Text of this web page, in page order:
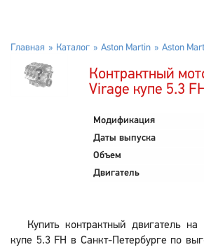
Главная Каталог Aston Martin Aston
Контрактный
Virage купе 5.3
Модификация
Даты выпуска
Объем
Двигатель
Купить контрактный двигатель
купе 5.3 FH в Санкт-Петербурге по